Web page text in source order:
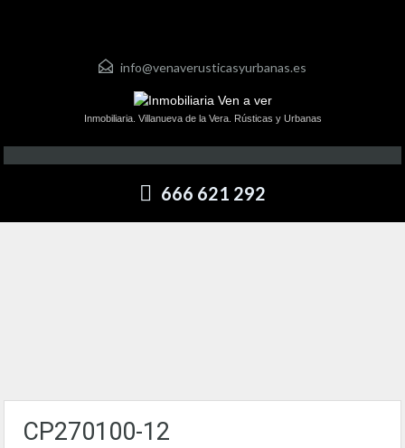
info@venaverusticasyurbanas.es
Inmobiliaria. Villanueva de la Vera. Rústicas y Urbanas
666 621 292
CP270100-12